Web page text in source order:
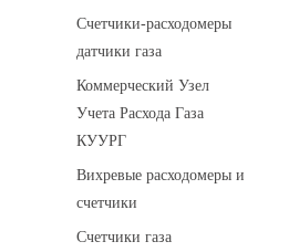
Счетчики-расходомеры
датчики газа
Коммерческий Узел
Учета Расхода Газа
КУУРГ
Вихревые расходомеры и
счетчики
Счетчики газа